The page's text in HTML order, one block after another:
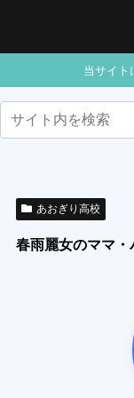
当サイト
あおぎり高校
春雨麗女のママ・